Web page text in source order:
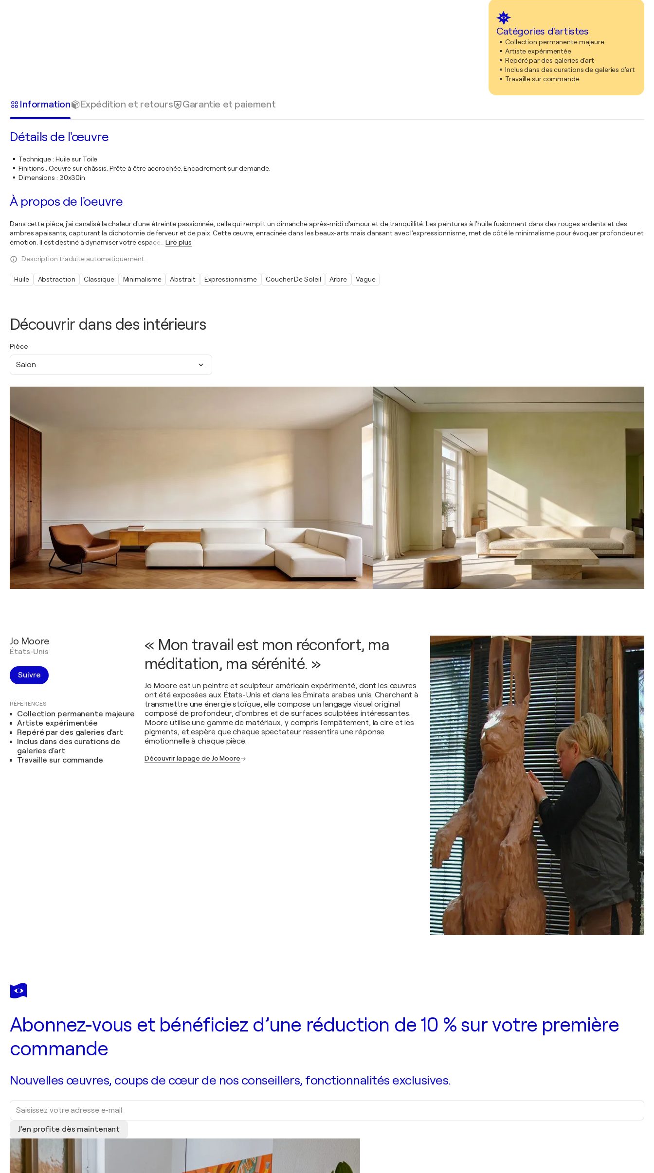
Catégories d'artistes
Collection permanente majeure
Artiste expérimentée
Repéré par des galeries d'art
Inclus dans des curations de galeries d'art
Travaille sur commande
Découvrir dans des intérieurs
Pièce
Salon
Information Expédition et retours Garantie et paiement
Détails de l'œuvre
Technique: Huile sur Toile
Finitions : Oeuvre sur châssis. Prête à être accrochée. Encadrement sur demande.
Dimensions : 30x30in
À propos de l'oeuvre
Dans cette pièce, j'ai canalisé la chaleur d'une étreinte passionnée, celle qui remplit un dimanche après-midi d'amour et de tranquillité. Les peintures à l’huile fusionnent dans des rouges ardents et des
ambres apaisants, capturant la dichotomie de ferveur et de paix. Cette œuvre, enracinée dans les beaux-arts mais dansant avec l'expressionnisme, met de côté le minimalisme pour évoquer profondeur et
émotion. Il est destiné à dynamiser votre espace
Lire plus
Description traduite automatiquement.
Huile Abstraction Classique Minimalisme Abstrait Expressionnisme Coucher De Soleil Arbre Vague
Jo Moore
États-Unis
Suivre
RÉFÉRENCES
Collection permanente majeure
Artiste expérimentée
Repéré par des galeries d'art
Inclus dans des curations de
galeries d'art
Travaille sur commande
« Mon travail est mon réconfort, ma
méditation, ma sérénité. »
Jo Moore est un peintre et sculpteur américain expérimenté, dont les œuvres
ont été exposées aux États-Unis et dans les Émirats arabes unis. Cherchant à
transmettre une énergie stoïque, elle compose un langage visuel original
composé de profondeur, d’ombres et de surfaces sculptées intéressantes.
Moore utilise une gamme de matériaux, y compris l'empâtement, la cire et les
pigments, et espère que chaque spectateur ressentira une réponse
émotionnelle à chaque pièce.
Découvrir la page de Jo Moore
Abonnez-vous et bénéficiez d’une réduction de 10 % sur votre première
commande
Nouvelles œuvres, coups de cœur de nos conseillers, fonctionnalités exclusives.
J'en profite dès maintenant